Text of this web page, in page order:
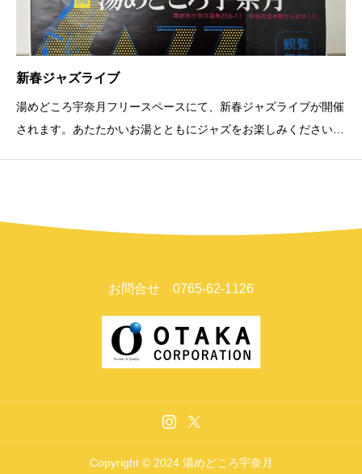
新春ジャズライブ
湯めどころ宇奈月フリースペースにて、新春ジャズライブが開催
されます。あたたかいお湯とともにジャズをお楽しみください。
お問合せ 0765-62-1126
Copyright © 2024 湯めどころ宇奈月